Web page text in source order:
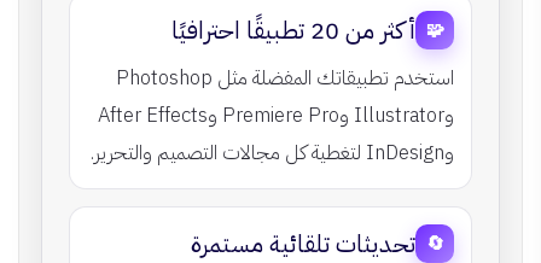
🧩 أكثر من 20 تطبيقًا احترافيًا
استخدم تطبيقاتك المفضلة مثل Photoshop
وIllustrator وPremiere Pro وAfter Effects
وInDesign لتغطية كل مجالات التصميم والتحرير.
🔄 تحديثات تلقائية مستمرة